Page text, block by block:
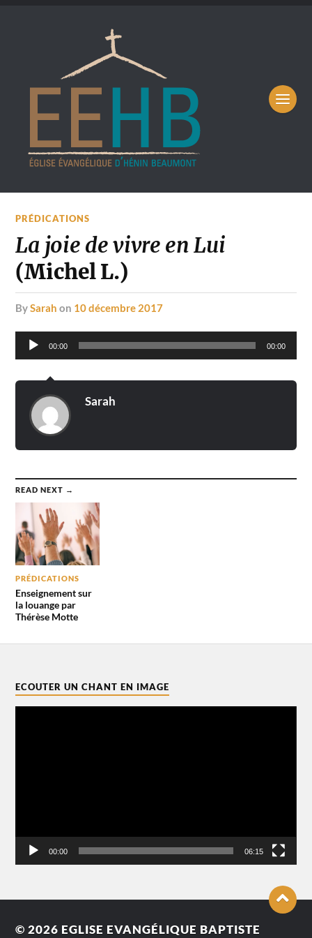
PRÉDICATIONS
La joie de vivre en Lui
(Michel L.)
bySarah on 10 décembre 2017
Lecteur
audio
00:00 00:00
Sarah
READ NEXT →
PRÉDICATIONS
Enseignement sur
la louange par
Thérèse Motte
ECOUTER UN CHANT EN IMAGE
00:00 06:15
© 2026 EGLISE EVANGÉLIQUE BAPTISTE